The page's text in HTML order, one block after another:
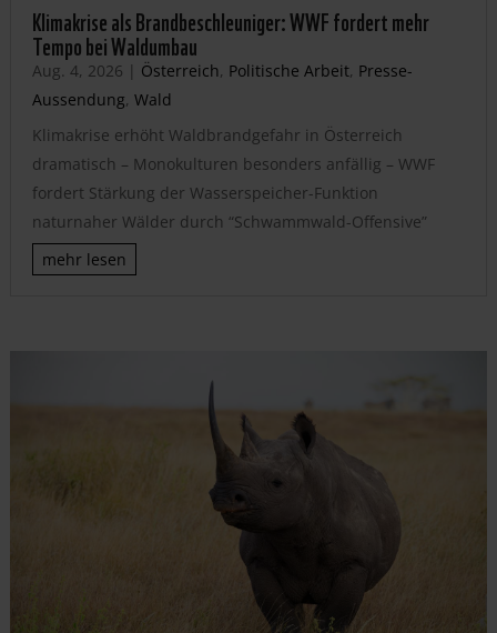
Klimakrise als Brandbeschleuniger: WWF fordert mehr
Tempo bei Waldumbau
Aug. 4, 2026 | Österreich, Politische Arbeit, Presse-
Aussendung, Wald
Klimakrise erhöht Waldbrandgefahr in Österreich
dramatisch – Monokulturen besonders anfällig – WWF
fordert Stärkung der Wasserspeicher-Funktion
naturnaher Wälder durch “Schwammwald-Offensive”
mehr lesen